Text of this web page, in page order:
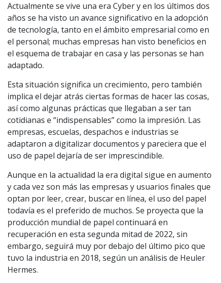
Actualmente se vive una era Cyber y en los últimos dos
años se ha visto un avance significativo en la adopción
de tecnología, tanto en el ámbito empresarial como en
el personal; muchas empresas han visto beneficios en
el esquema de trabajar en casa y las personas se han
adaptado.
Esta situación significa un crecimiento, pero también
implica el dejar atrás ciertas formas de hacer las cosas,
así como algunas prácticas que llegaban a ser tan
cotidianas e “indispensables” como la impresión. Las
empresas, escuelas, despachos e industrias se
adaptaron a digitalizar documentos y pareciera que el
uso de papel dejaría de ser imprescindible.
Aunque en la actualidad la era digital sigue en aumento
y cada vez son más las empresas y usuarios finales que
optan por leer, crear, buscar en línea, el uso del papel
todavía es el preferido de muchos. Se proyecta que la
producción mundial de papel continuará en
recuperación en esta segunda mitad de 2022, sin
embargo, seguirá muy por debajo del último pico que
tuvo la industria en 2018, según un análisis de Heuler
Hermes.